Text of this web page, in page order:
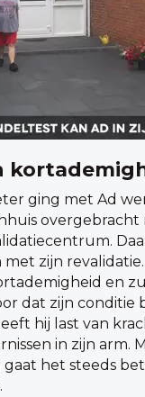
ging met Ad
overgebracht
zijn
en
dat zijn conditie
hij last van
in zijn arm.
het steeds